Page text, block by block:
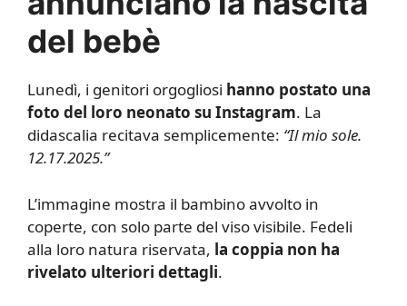
del bebè
Lunedì, i genitori orgogliosi hanno postato una
foto del loro neonato su Instagram. La
didascalia recitava semplicemente: “Il mio sole.
12.17.2025.”
L’immagine mostra il bambino avvolto in
coperte, con solo parte del viso visibile. Fedeli
alla loro natura riservata, la coppia non ha
rivelato ulteriori dettagli.